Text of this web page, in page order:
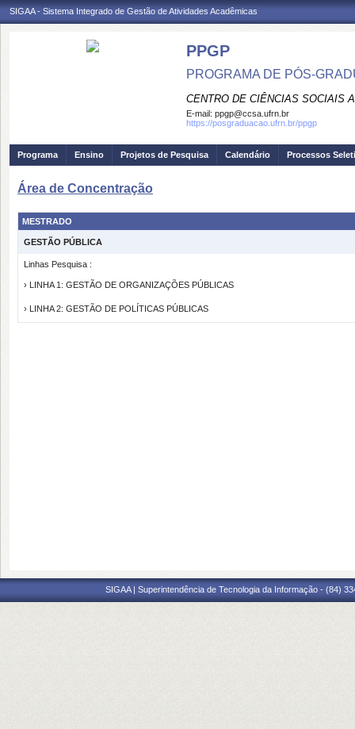
SIGAA - Sistema Integrado de Gestão de Atividades Acadêmicas
PPGP
PROGRAMA DE PÓS-
CENTRO DE CIÊNCIAS SOCIAIS
E-mail: ppgp@ccsa.ufrn.br
https://posgraduacao.ufrn.br/ppgp
Programa Ensino Projetos de Pesquisa Calendário Processos
Área de Concentração
MESTRADO
GESTÃO PÚBLICA
Linhas Pesquisa :
› LINHA 1: GESTÃO DE ORGANIZAÇÕES PÚBLICAS
› LINHA 2: GESTÃO DE POLÍTICAS PÚBLICAS
SIGAA | Superintendência de Tecnologia da Informação - (84)